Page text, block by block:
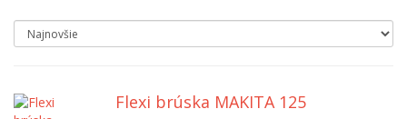
Flexi brúska MAKITA 125